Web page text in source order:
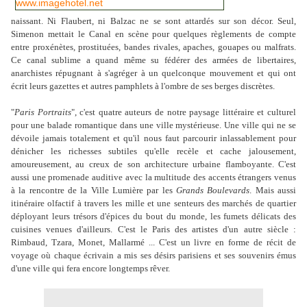
naissant. Ni Flaubert, ni Balzac ne se sont attardés sur son décor. Seul,
Simenon mettait le Canal en scène pour quelques règlements de compte
entre proxénètes, prostituées, bandes rivales, apaches, gouapes ou malfrats.
Ce canal sublime a quand même su fédérer des armées de libertaires,
anarchistes répugnant à s'agréger à un quelconque mouvement et qui ont
écrit leurs gazettes et autres pamphlets à l'ombre de ses berges discrètes.
"Paris Portraits", c'est quatre auteurs de notre paysage littéraire et culturel
pour une balade romantique dans une ville mystérieuse. Une ville qui ne se
dévoile jamais totalement et qu'il nous faut parcourir inlassablement pour
dénicher les richesses subtiles qu'elle recèle et cache jalousement,
amoureusement, au creux de son architecture urbaine flamboyante. C'est
aussi une promenade auditive avec la multitude des accents étrangers venus
à la rencontre de la Ville Lumière par les Grands Boulevards. Mais aussi
itinéraire olfactif à travers les mille et une senteurs des marchés de quartier
déployant leurs trésors d'épices du bout du monde, les fumets délicats des
cuisines venues d'ailleurs. C'est le Paris des artistes d'un autre siècle :
Rimbaud, Tzara, Monet, Mallarmé ... C'est un livre en forme de récit de
voyage où chaque écrivain a mis ses désirs parisiens et ses souvenirs émus
d'une ville qui fera encore longtemps rêver.